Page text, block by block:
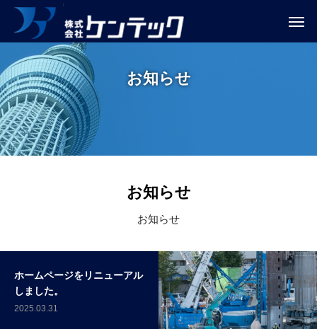
お知らせ
お知らせ
お知らせ
ホームページをリニューアル
しました。
2025.03.31